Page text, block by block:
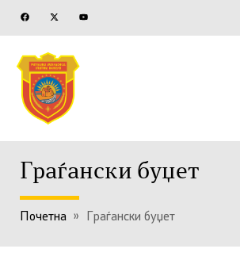
Граѓански буџет
Почетна » Граѓански буџет